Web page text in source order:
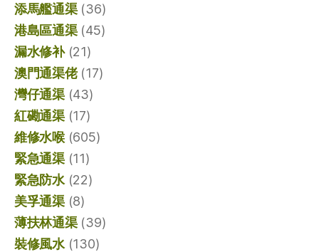
添馬艦通渠(36)
港島區通渠(45)
漏水修补(21)
澳門通渠佬(17)
灣仔通渠(43)
紅磡通渠(17)
維修水喉(605)
緊急通渠(11)
緊急防水(22)
美孚通渠(8)
薄扶林通渠(39)
裝修風水(130)